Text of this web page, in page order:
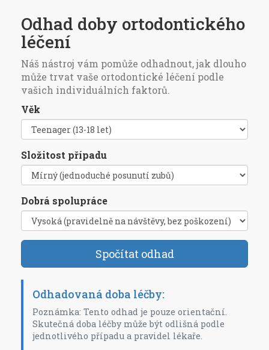
Odhad doby ortodontického
léčení
Náš nástroj vám pomůže odhadnout, jak dlouho
může trvat vaše ortodontické léčení podle
vašich individuálních faktorů.
Věk
Složitost případu
Dobrá spolupráce
Spočítat odhad
Odhadovaná doba léčby:
Poznámka: Tento odhad je pouze orientační.
Skutečná doba léčby může být odlišná podle
jednotlivého případu a pravidel lékaře.